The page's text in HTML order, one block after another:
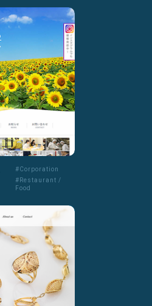
#Corporation
#Restaurant /
Food